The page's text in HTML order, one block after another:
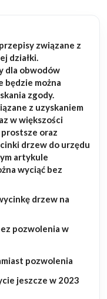
związane z
działki.
dla obwodów
będzie można
zgody.
z uzyskaniem
w większości
oraz
drzew do urzędu
artykule
wyciąć bez
drzew na
pozwolenia w
pozwolenia
jeszcze w 2023